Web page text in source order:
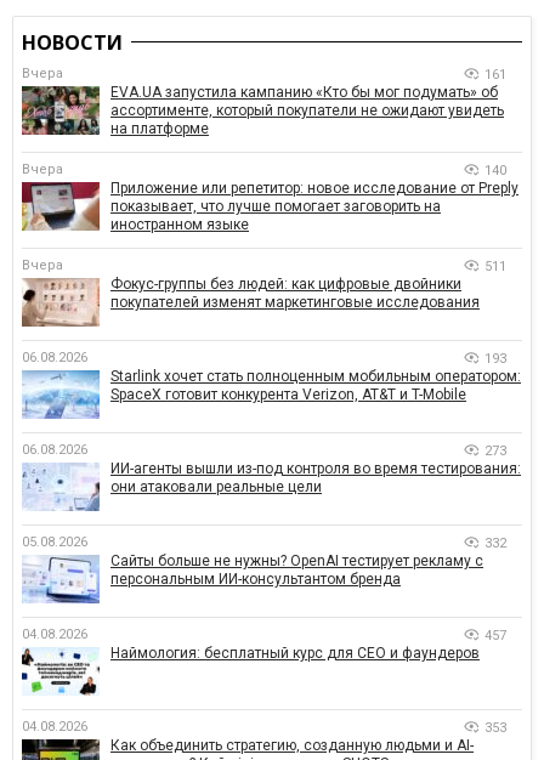
НОВОСТИ
Вчера 161
EVA.UA запустила кампанию «Кто бы мог подумать» об
ассортименте, который покупатели не ожидают увидеть
на платформе
Вчера 140
Приложение или репетитор: новое исследование от Preply
показывает, что лучше помогает заговорить на
иностранном языке
Вчера 511
Фокус-группы без людей: как цифровые двойники
покупателей изменят маркетинговые исследования
06.08.2026 193
Starlink хочет стать полноценным мобильным оператором:
SpaceX готовит конкурента Verizon, AT&T и T-Mobile
06.08.2026 273
ИИ-агенты вышли из-под контроля во время тестирования:
они атаковали реальные цели
05.08.2026 332
Сайты больше не нужны? OpenAI тестирует рекламу с
персональным ИИ-консультантом бренда
04.08.2026 457
Наймология: бесплатный курс для CEO и фаундеров
04.08.2026 353
Как объединить стратегию, созданную людьми и AI-